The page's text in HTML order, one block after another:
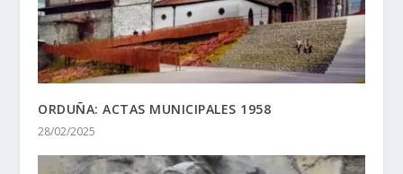
ORDUÑA: ACTAS MUNICIPALES 1958
28/02/2025